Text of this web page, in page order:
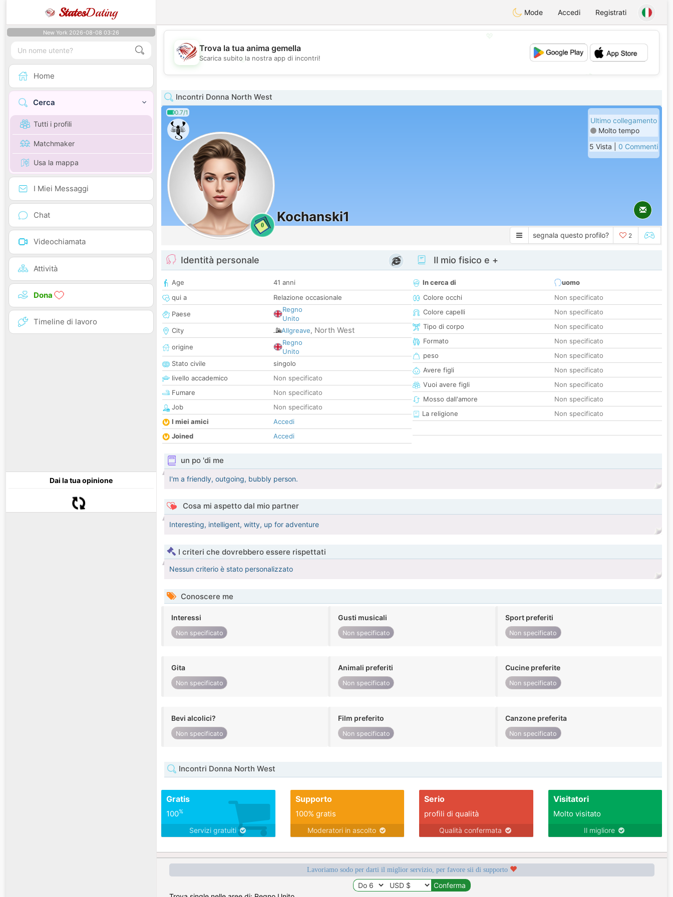
StatesDating Mode Accedi Registrati
New York 2026-08-08 03:26
Home
Cerca
Tutti i profili
Matchmaker
Usa la mappa
I Miei Messaggi
Chat
Videochiamata
Attività
Dona
Timeline di lavoro
Dai la tua opinione
💖
💕
Trova la tua anima gemella
Scarica subito la nostra app di incontri!
Incontri Donna North West
0.7/1
0
Kochanski1
Ultimo collegamento
Molto tempo
5 Vista | 0 Commenti
segnala questo profilo? 2
Identità personale
Age
41 anni
qui a
Relazione occasionale
Paese
Regno
Unito
City
Allgreave, North West
origine
Regno
Unito
Stato civile
singolo
livello accademico
Non specificato
Fumare
Non specificato
Job
Non specificato
I miei amici
Accedi
Joined
Accedi
Il mio fisico e +
In cerca di
uomo
Colore occhi
Non specificato
Colore capelli
Non specificato
Tipo di corpo
Non specificato
Formato
Non specificato
peso
Non specificato
Avere figli
Non specificato
Vuoi avere figli
Non specificato
Mosso dall'amore
Non specificato
La religione
Non specificato
un po 'di me
I'm a friendly, outgoing, bubbly person.
Cosa mi aspetto dal mio partner
Interesting, intelligent, witty, up for adventure
I criteri che dovrebbero essere rispettati
Nessun criterio è stato personalizzato
Conoscere me
Interessi
Non specificato
Gusti musicali
Non specificato
Sport preferiti
Non specificato
Gita
Non specificato
Animali preferiti
Non specificato
Cucine preferite
Non specificato
Bevi alcolici?
Non specificato
Film preferito
Non specificato
Canzone preferita
Non specificato
Incontri Donna North West
Gratis
100%
Servizi gratuiti
Supporto
100% gratis
Moderatori in ascolto
Serio
profili di qualità
Qualità confermata
Visitatori
Molto visitato
Il migliore
Lavoriamo sodo per darti il miglior servizio, per favore sii di supporto